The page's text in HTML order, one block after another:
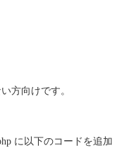
方向けです。
に以下のコードを追加